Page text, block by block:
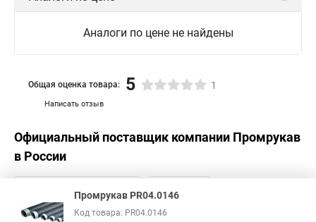
Металлорукав рз цх 20 Металлорукав цпнг 20
Металлорукав рз цп
Аналоги по цене не найдены
Написать отзыв
Общая оценка товара: 5 1
Официальный поставщик компании Промрукав
в России
Промрукав PR04.0146
Код товара: PR04.0146